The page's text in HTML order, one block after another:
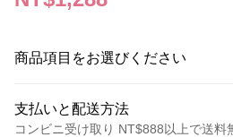
商品項目をお選びください
支払いと配送方法
コンビニ受け取り NT$888以上で送料